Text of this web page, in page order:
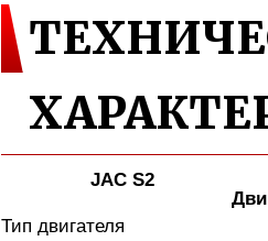
JAC S2
Тип двигателя